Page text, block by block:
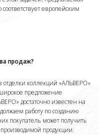
европейским
продаж?
коллекций «АЛЬВЕРО»
предложение
достаточно известен на
работу по созданию
покупатель может получить
продукции.